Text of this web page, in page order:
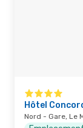
Hôtel
Nord - Gare, Le